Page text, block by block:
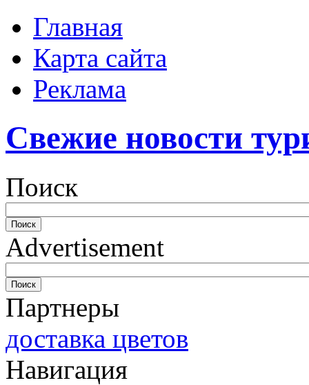
Главная
Карта сайта
Реклама
Свежие новости
Поиск
Advertisement
Партнеры
доставка цветов
Навигация